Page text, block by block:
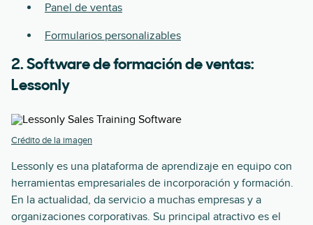
Panel de ventas
Formularios personalizables
2. Software de formación de ventas:
Lessonly
Crédito de la imagen
Lessonly es una plataforma de aprendizaje en equipo con
herramientas empresariales de incorporación y formación.
En la actualidad, da servicio a muchas empresas y a
organizaciones corporativas. Su principal atractivo es el